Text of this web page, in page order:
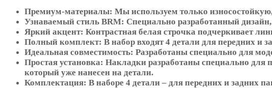
Премиум-материалы: Мы используем только
Узнаваемый стиль BRM: Специально разработанный
Яркий акцент: Контрастная белая строчка подчеркивает
Полный комплект: В набор входят 4 детали для передних и
Идеальная совместимость: Разработаны специально для
Простая установка: Накладки разработаны специально
который уже нанесен на детали.
Комплектация: В наборе 4 детали – для передних и задних